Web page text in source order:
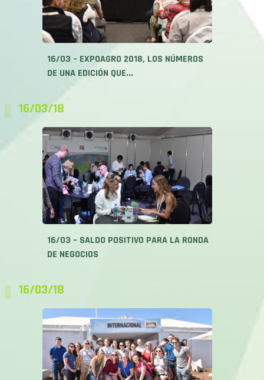
16/03 – EXPOAGRO 2018, LOS NÚMEROS
DE UNA EDICIÓN QUE...
16/03/18
16/03 – SALDO POSITIVO PARA LA RONDA
DE NEGOCIOS
16/03/18